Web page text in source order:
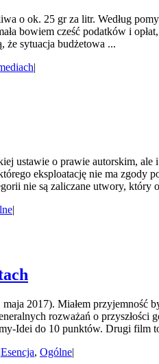
o ok. 25 gr za litr. Według
bowiem cześć podatków i
że sytuacja budżetowa ...
|
ustawie o prawie autorskim,
eksploatację nie ma zgody
nie są zaliczane utwory, który
|
2017). Miałem
rozważań o
Idei do 10 punktów. Drugi film
Esencja, Ogólne|